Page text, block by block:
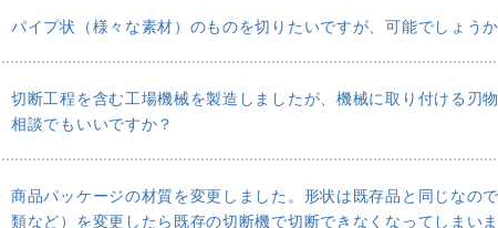
パイプ状（様々な素材）のものを切りたいですが、可能でしょう
切断工程を含む工場機械を製造しましたが、機械に取り付ける刃
相談でもいいですか？
商品パッケージの材質を変更しました。形状は既存品と同じなの
類など）を変更したら既存の切断機で切断できなくなってしまい